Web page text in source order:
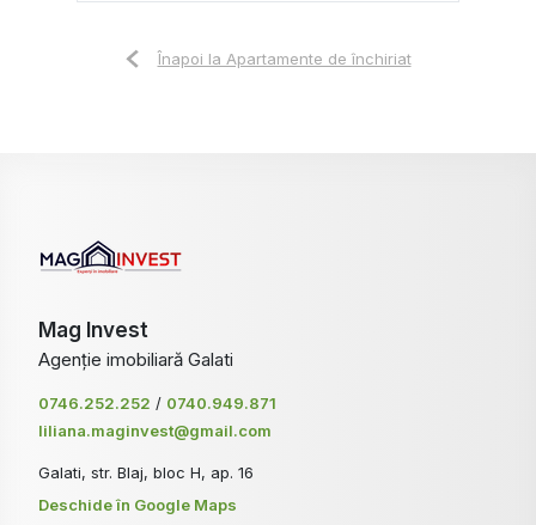
Înapoi la Apartamente de închiriat
Mag Invest
Agenție imobiliară Galati
0746.252.252 / 0740.949.871
liliana.maginvest@gmail.com
Galati, str. Blaj, bloc H, ap. 16
Deschide în Google Maps